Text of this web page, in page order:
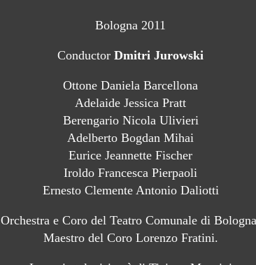
Bologna 2011
ConductorDmitri Jurowski
Ottone Daniela Barcellona
Adelaide Jessica Pratt
Berengario Nicola Ulivieri
Adelberto Bogdan Mihai
Eurice Jeannette Fischer
Iroldo Francesca Pierpaoli
Ernesto Clemente Antonio Daliotti
Orchestra e Coro del Teatro Comunale di
Maestro del Coro Lorenzo Fratini.